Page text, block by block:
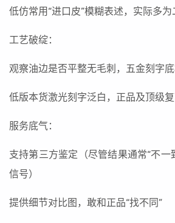
低仿常用“进口皮”模糊表述，实际多
工艺破绽：
观察油边是否平整无毛刺，五金刻字
低版本货激光刻字泛白，正品及顶级
服务底气：
支持第三方鉴定（尽管结果通常“不一
信号）
提供细节对比图，敢和正品“找不同”